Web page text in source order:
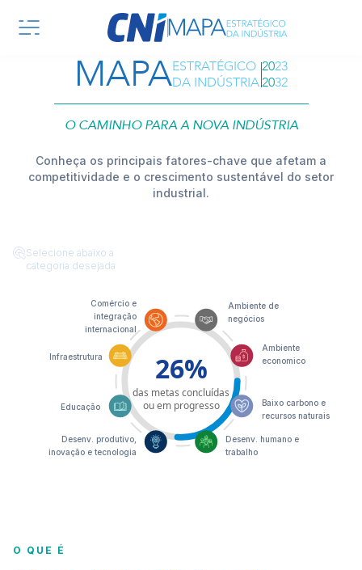
Pular para o Conteúdo principal
Home - Mapa Estratégico
MAPAESTRATÉGICO
DA INDÚSTRIA
2023
2032
O CAMINHO PARA A NOVA INDÚSTRIA
Conheça os principais fatores-chave que afetam a
competitividade e o crescimento sustentável do setor
industrial.
Selecione abaixo a
categoria desejada
26%
das metas concluídas
ou em progresso
Ambiente de
negócios
Ambiente
economico
Baixo carbono e
recursos naturais
Desenv. humano e
trabalho
Desenv. produtivo,
inovação e tecnologia
Educação
Infraestrutura
Comércio e
integração
internacional
O QUE É